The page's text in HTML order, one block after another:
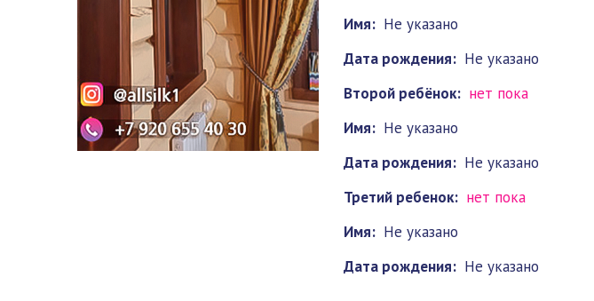
Имя: Не указано
Дата рождения: Не указано
Второй ребёнок: нет пока
Имя: Не указано
Дата рождения: Не указано
Третий ребенок: нет пока
Имя: Не указано
Дата рождения: Не указано